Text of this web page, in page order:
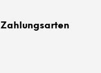
Zahlungsarten